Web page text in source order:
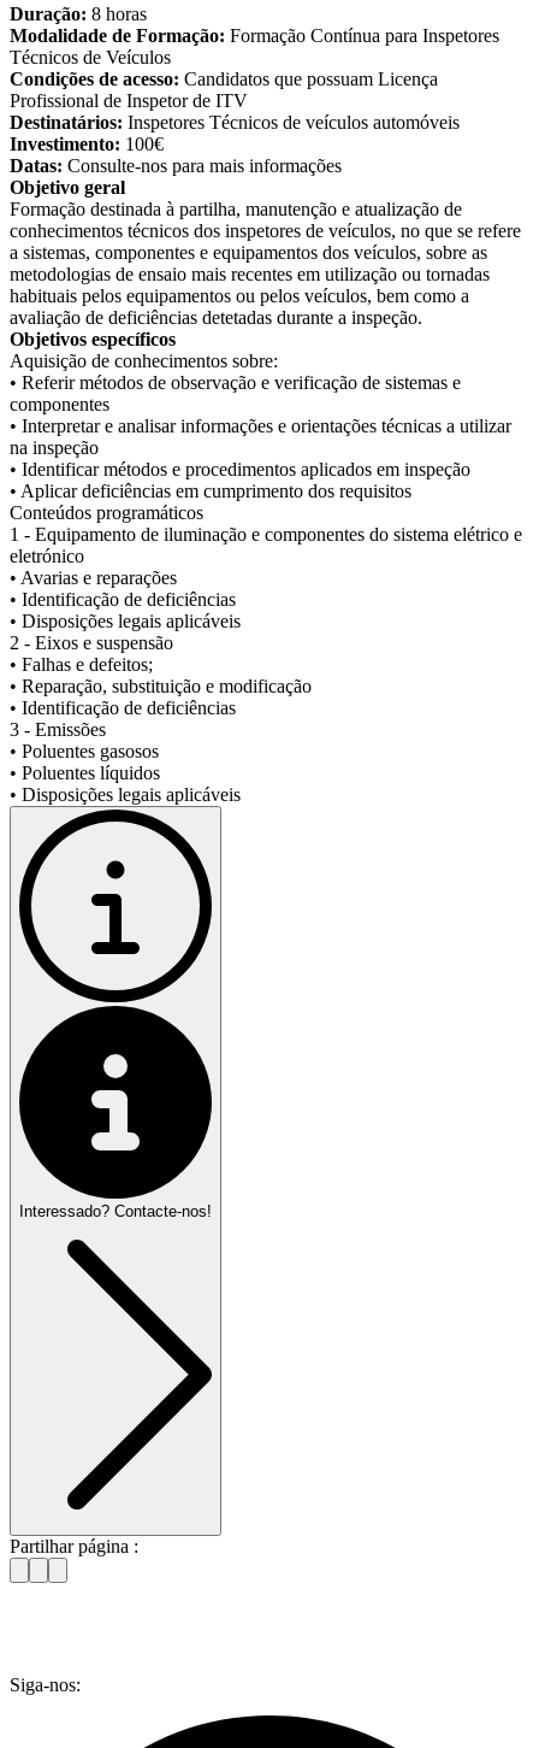
Duração: 8 horas
Modalidade de Formação: Formação Contínua para Inspetores
Técnicos de Veículos
Condições de acesso: Candidatos que possuam Licença
Profissional de Inspetor de ITV
Destinatários: Inspetores Técnicos de veículos automóveis
Investimento: 100€
Datas: Consulte-nos para mais informações
Objetivo geral
Formação destinada à partilha, manutenção e atualização de
conhecimentos técnicos dos inspetores de veículos, no que se refere
a sistemas, componentes e equipamentos dos veículos, sobre as
metodologias de ensaio mais recentes em utilização ou tornadas
habituais pelos equipamentos ou pelos veículos, bem como a
avaliação de deficiências detetadas durante a inspeção.
Objetivos específicos
Aquisição de conhecimentos sobre:
• Referir métodos de observação e verificação de sistemas e
componentes
• Interpretar e analisar informações e orientações técnicas a utilizar
na inspeção
• Identificar métodos e procedimentos aplicados em inspeção
• Aplicar deficiências em cumprimento dos requisitos
Conteúdos programáticos
1 - Equipamento de iluminação e componentes do sistema elétrico e
eletrónico
• Avarias e reparações
• Identificação de deficiências
• Disposições legais aplicáveis
2 - Eixos e suspensão
• Falhas e defeitos;
• Reparação, substituição e modificação
• Identificação de deficiências
3 - Emissões
• Poluentes gasosos
• Poluentes líquidos
• Disposições legais aplicáveis
Interessado? Contacte-nos!
Partilhar página :
Siga-nos: